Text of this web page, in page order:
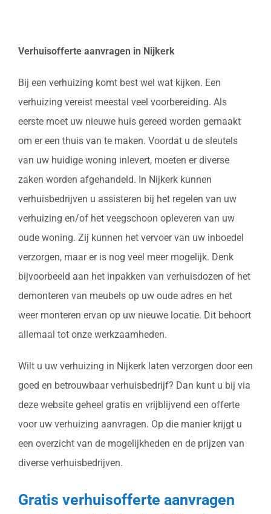
Verhuisofferte aanvragen in Nijkerk
Bij een verhuizing komt best wel wat kijken. Een
verhuizing vereist meestal veel voorbereiding. Als
eerste moet uw nieuwe huis gereed worden gemaakt
om er een thuis van te maken. Voordat u de sleutels
van uw huidige woning inlevert, moeten er diverse
zaken worden afgehandeld. In Nijkerk kunnen
verhuisbedrijven u assisteren bij het regelen van uw
verhuizing en/of het veegschoon opleveren van uw
oude woning. Zij kunnen het vervoer van uw inboedel
verzorgen, maar er is nog veel meer mogelijk. Denk
bijvoorbeeld aan het inpakken van verhuisdozen of het
demonteren van meubels op uw oude adres en het
weer monteren ervan op uw nieuwe locatie. Dit behoort
allemaal tot onze werkzaamheden.
Wilt u uw verhuizing in Nijkerk laten verzorgen door een
goed en betrouwbaar verhuisbedrijf? Dan kunt u bij via
deze website geheel gratis en vrijblijvend een offerte
voor uw verhuizing aanvragen. Op die manier krijgt u
een overzicht van de mogelijkheden en de prijzen van
diverse verhuisbedrijven.
Gratis verhuisofferte aanvragen